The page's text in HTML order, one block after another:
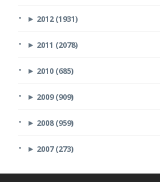
► 2012 (1931)
► 2011 (2078)
► 2010 (685)
► 2009 (909)
► 2008 (959)
► 2007 (273)